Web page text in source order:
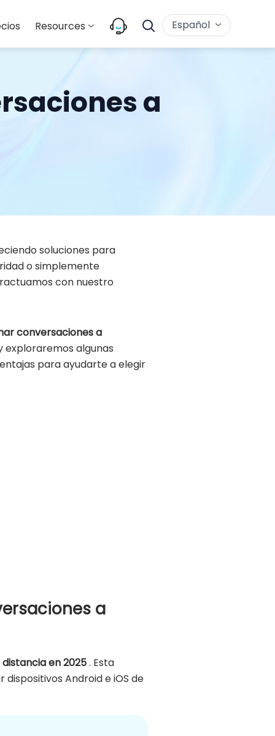
Resources Español
a
soluciones para
o simplemente
con nuestro
conversaciones a
exploraremos algunas
para ayudarte a elegir
a
en 2025. Esta
Android e iOS de